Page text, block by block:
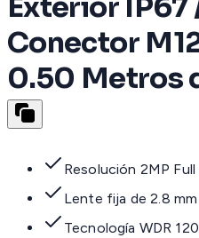
Conector
0.50 Metros
Resolución 2MP
Lente fija de 2.8
Tecnología WDR